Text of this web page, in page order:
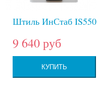
Штиль ИнСтаб IS550
9 640 руб
КУПИТЬ